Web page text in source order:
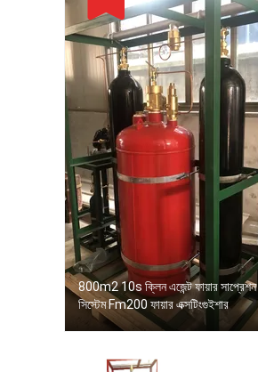
800m2 10s ক্লিন এজেন্ট ফায়ার সাপ্রেশন
সিস্টেম Fm200 ফায়ার এক্সটিংগুইশার